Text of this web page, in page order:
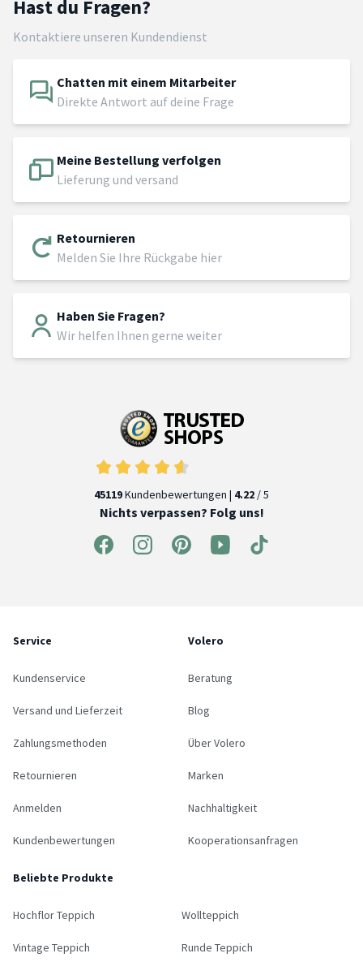
Hast du Fragen?
Kontaktiere unseren Kundendienst
Chatten mit einem Mitarbeiter
Direkte Antwort auf deine Frage
Meine Bestellung verfolgen
Lieferung und versand
Retournieren
Melden Sie Ihre Rückgabe hier
Haben Sie Fragen?
Wir helfen Ihnen gerne weiter
45119Kundenbewertungen | 4.22 / 5
Nichts verpassen? Folg uns!
Service
Kundenservice
Versand und Lieferzeit
Zahlungsmethoden
Retournieren
Anmelden
Kundenbewertungen
Volero
Beratung
Blog
Über Volero
Marken
Nachhaltigkeit
Kooperationsanfragen
Beliebte Produkte
Hochflor Teppich Wollteppich
Vintage Teppich Runde Teppich